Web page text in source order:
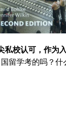
校认可，作为入
留学考的吗？